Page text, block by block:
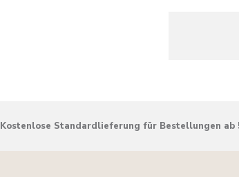
Kostenlose Standardlieferung für Bestellungen ab